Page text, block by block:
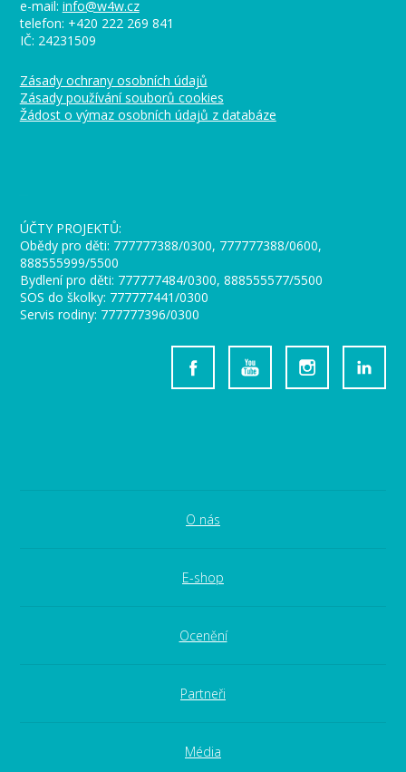
e-mail: info@w4w.cz
telefon: +420 222 269 841
IČ: 24231509
Zásady ochrany osobních údajů
Zásady používání souborů cookies
Žádost o výmaz osobních údajů z databáze
ÚČTY PROJEKTŮ:
Obědy pro děti: 777777388/0300, 777777388/0600,
888555999/5500
Bydlení pro děti: 777777484/0300, 888555577/5500
SOS do školky: 777777441/0300
Servis rodiny: 777777396/0300
O nás
E-shop
Ocenění
Partneři
Média